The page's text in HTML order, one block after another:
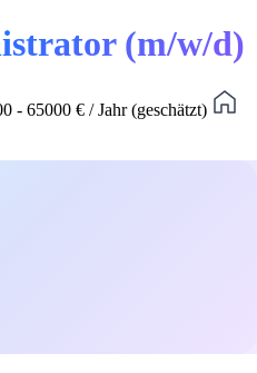
(m/w/d)
- 65000 € / Jahr (geschätzt)